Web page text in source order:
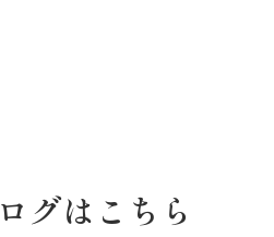
グはこちら